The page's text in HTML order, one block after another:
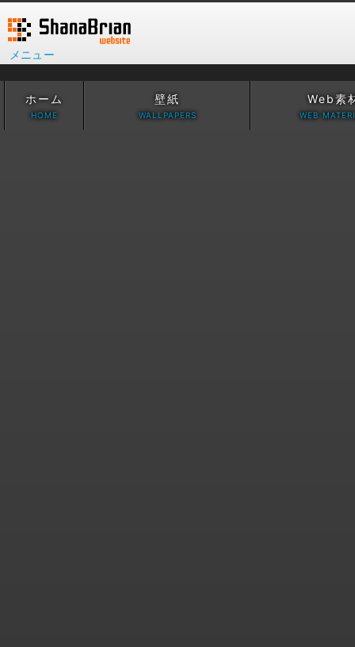
メニュー
ホーム 壁紙 Web素